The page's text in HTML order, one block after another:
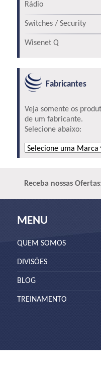
Rádio
Switches / Security
Wisenet Q
Fabricantes
Veja somente os
de um fabricante.
Selecione abaixo:
Receba nossas
MENU
QUEM SOMOS
DIVISÕES
BLOG
TREINAMENTO